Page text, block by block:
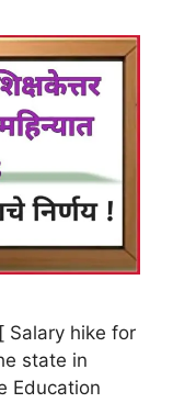
[ Salary hike for
state in
Education